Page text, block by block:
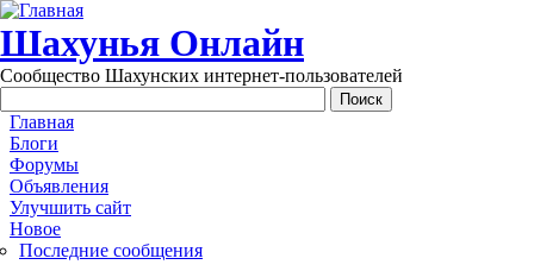
Перейти к основному содержанию
Шахунья Онлайн
Сообщество Шахунских интернет-пользователей
Main menu
Главная
Блоги
Форумы
Объявления
Улучшить сайт
Новое
Последние сообщения